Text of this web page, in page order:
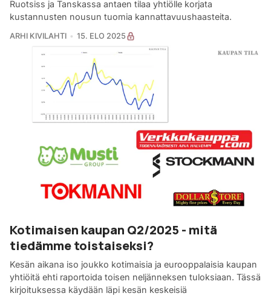
Ruotsiss ja Tanskassa antaen tilaa yhtiölle korjata
kustannusten nousun tuomia kannattavuushaasteita.
ARHI KIVILAHTI 15. ELO 2025
Kotimaisen kaupan Q2/2025 - mitä
tiedämme toistaiseksi?
Kesän aikana iso joukko kotimaisia ja eurooppalaisia kaupan
yhtiöitä ehti raportoida toisen neljänneksen tuloksiaan. Tässä
kirjoituksessa käydään läpi kesän keskeisiä